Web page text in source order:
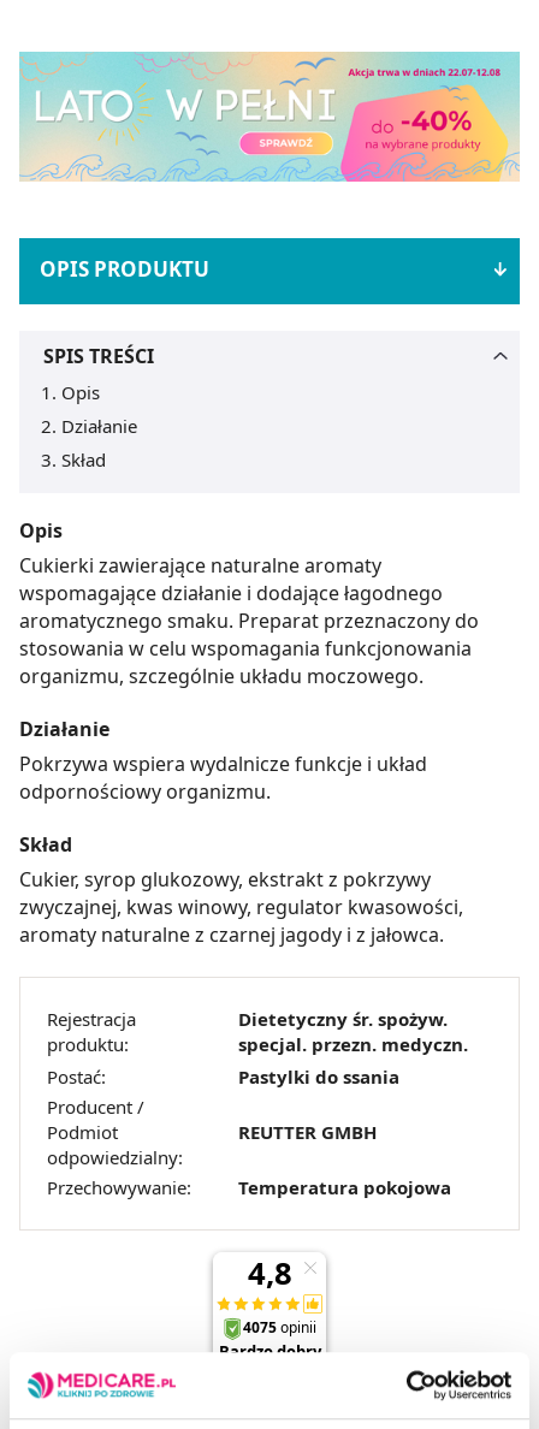
OPIS PRODUKTU
SPIS TREŚCI
Opis
Działanie
Skład
Opis
Cukierki zawierające naturalne aromaty
wspomagające działanie i dodające łagodnego
aromatycznego smaku. Preparat przeznaczony do
stosowania w celu wspomagania funkcjonowania
organizmu, szczególnie układu moczowego.
Działanie
Pokrzywa wspiera wydalnicze funkcje i układ
odpornościowy organizmu.
Skład
Cukier, syrop glukozowy, ekstrakt z pokrzywy
zwyczajnej, kwas winowy, regulator kwasowości,
aromaty naturalne z czarnej jagody i z jałowca.
Rejestracja
produktu:
Dietetyczny śr. spożyw.
specjal. przezn. medyczn.
Postać:
Pastylki do ssania
Producent /
Podmiot
odpowiedzialny:
REUTTER GMBH
Przechowywanie: Temperatura pokojowa